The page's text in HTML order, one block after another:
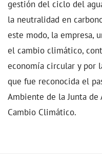
gestión del ciclo del
la neutralidad en
este modo, la empresa,
el cambio climático,
economía circular y por
que fue reconocida el
Ambiente de la Junta
Cambio Climático.